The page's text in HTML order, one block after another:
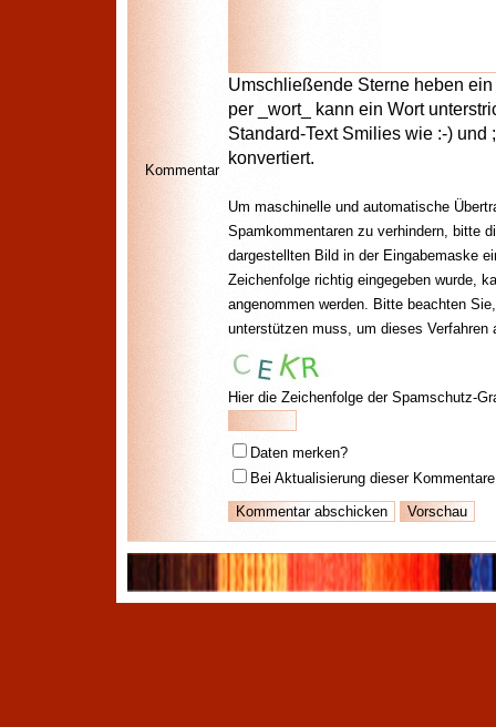
Kommentar
Umschließende Sterne heben ein
per _wort_ kann ein Wort
Standard-Text Smilies wie :-) und
konvertiert.
Um maschinelle und automatische
Spamkommentaren zu verhindern, bitte
dargestellten Bild in der Eingabemaske
Zeichenfolge richtig eingegeben wurde,
angenommen werden. Bitte beachten
unterstützen muss, um dieses Verfahren
Hier die Zeichenfolge der Spamschutz-
Daten merken?
Bei Aktualisierung dieser